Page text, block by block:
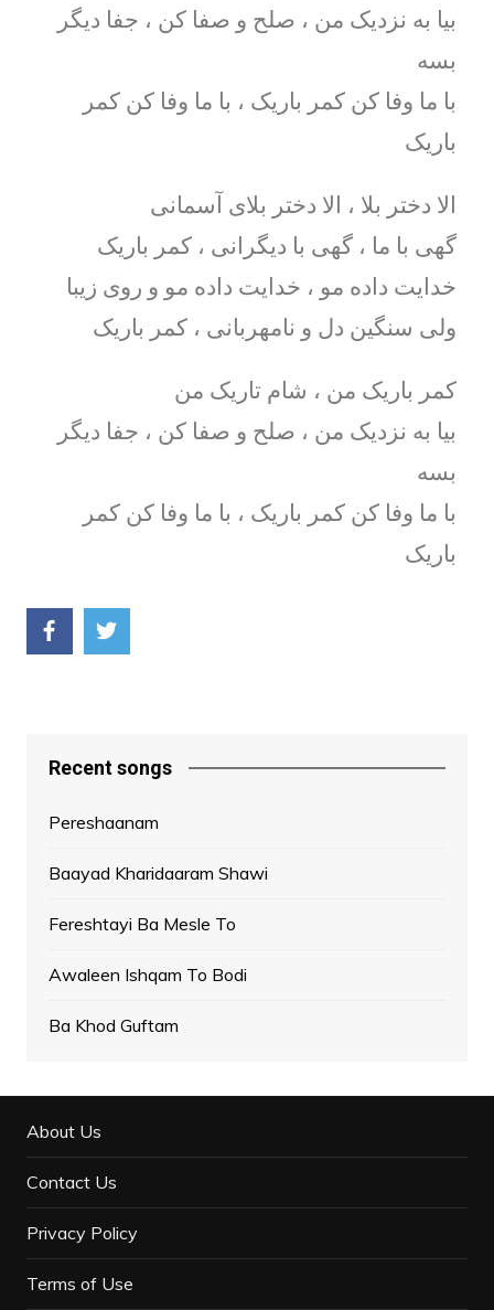
بیا به نزدیک من ، صلح و صفا کن ، جفا دیگر
بسه
با ما وفا کن کمر باریک ، با ما وفا کن کمر
باریک
الا دختر بلا ، الا دختر بلای آسمانی
گهی با ما ، گهی با دیگرانی ، کمر باریک
خدایت داده مو ، خدایت داده مو و روی زیبا
ولی سنگین دل و نامهربانی ، کمر باریک
کمر باریک من ، شام تاریک من
بیا به نزدیک من ، صلح و صفا کن ، جفا دیگر
بسه
با ما وفا کن کمر باریک ، با ما وفا کن کمر
باریک
Recent songs
Pereshaanam
Baayad Kharidaaram Shawi
Fereshtayi Ba Mesle To
Awaleen Ishqam To Bodi
Ba Khod Guftam
About Us
Contact Us
Privacy Policy
Terms of Use